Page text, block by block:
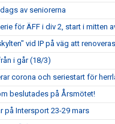
av seniorerna
för ÄFF i div 2, start i mitten
vid IP på väg att renoveras
i går (18/3)
corona och seriestart för
beslutades på Årsmötet!
på Intersport 23-29 mars